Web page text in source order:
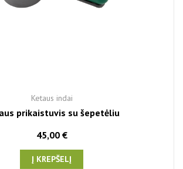
Ketaus indai
prikaistuvis su šepetėliu
45,00 €
Į KREPŠELĮ